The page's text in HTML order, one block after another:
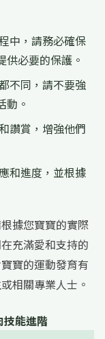
中，請務必確保
供必要的保護。
不同，請不要強
動。
讚賞，增強他們
和進度，並根據
據您寶寶的實際
充滿愛和支持的
寶的運動發育有
相關專業人士。
技能進階